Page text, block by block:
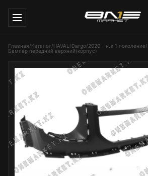
Главная/Каталог/HAVAL /Dargo/2020 - н.в 1 поколение/
Бампер передний верхний(корпус)